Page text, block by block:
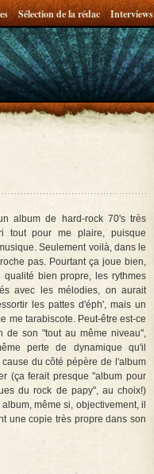
Sélection de la rédac Interviews
album de hard-rock 70's très
tout pour me plaire, puisque
Seulement voilà, dans le
pas. Pourtant ça joue bien,
qualité bien propre, les rythmes
avec les mélodies, on aurait
les pattes d'éph', mais un
me tarabiscote. Peut-être est-ce
de son "tout au même niveau",
perte de dynamique qu'il
du côté pépère de l'album
(ça ferait presque "album pour
du rock de papy", au choix!)
même si, objectivement, il
une copie très propre dans son